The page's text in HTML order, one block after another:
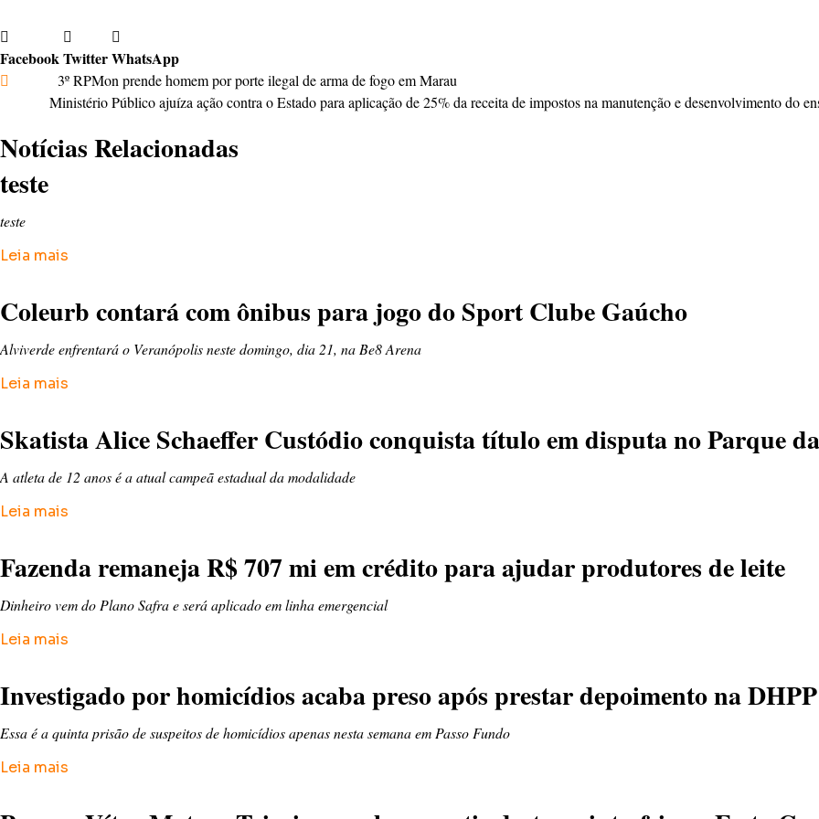
FacebookTwitterWhatsApp
3º RPMon prende homem por porte ilegal de arma de fogo em Marau
Ministério Público ajuíza ação contra o Estado para aplicação de 25% da receita de impostos na manutenção e desenvolvimento do
Notícias Relacionadas
teste
teste
Leia mais
Coleurb contará com ônibus para jogo do Sport Clube Gaúcho
Alviverde enfrentará o Veranópolis neste domingo, dia 21, na Be8 Arena
Leia mais
Skatista Alice Schaeffer Custódio conquista título em disputa no Parque
A atleta de 12 anos é a atual campeã estadual da modalidade
Leia mais
Fazenda remaneja R$ 707 mi em crédito para ajudar produtores de leite
Dinheiro vem do Plano Safra e será aplicado em linha emergencial
Leia mais
Investigado por homicídios acaba preso após prestar depoimento na DHPP
Essa é a quinta prisão de suspeitos de homicídios apenas nesta semana em Passo Fundo
Leia mais